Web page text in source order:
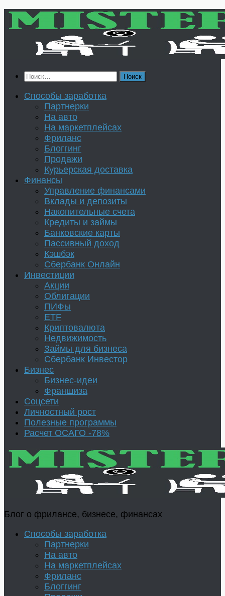
Перейти
Найти:
Способы заработка
Партнерки
На авто
На маркетплейсах
Фриланс
Блоггинг
Продажи
Курьерская доставка
Финансы
Управление финансами
Вклады и депозиты
Накопительные счета
Кредиты и займы
Банковские карты
Пассивный доход
Кэшбэк
Сбербанк Онлайн
Инвестиции
Акции
Облигации
ПИФы
ETF
Криптовалюта
Недвижимость
Займы для бизнеса
Сбербанк Инвестор
Бизнес
Бизнес-идеи
Франшиза
Соцсети
Личностный рост
Полезные программы
Расчет ОСАГО -78%
Блог о фрилансе, бизнесе, финансах
Способы заработка
Партнерки
На авто
На маркетплейсах
Фриланс
Блоггинг